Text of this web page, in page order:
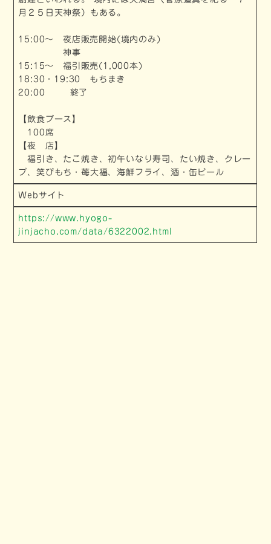
月２５日天神祭）もある。
15:00～ 夜店販売開始(境内のみ)
神事
15:15～ 福引販売(1,000本)
18:30・19:30 もちまき
20:00 終了
【飲食ブース】
100席
【夜 店】
福引き、たこ焼き、初午いなり寿司、たい焼き、クレー
プ、笑びもち・苺大福、海鮮フライ、酒・缶ビール
Web サイト
https://www.hyogo-
jinjacho.com/data/6322002.html